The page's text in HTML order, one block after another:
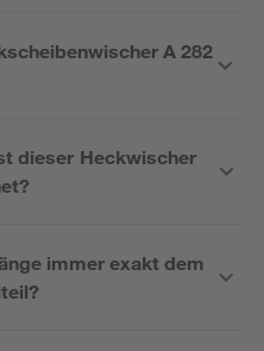
A 282
dieser Heckwischer
immer exakt dem